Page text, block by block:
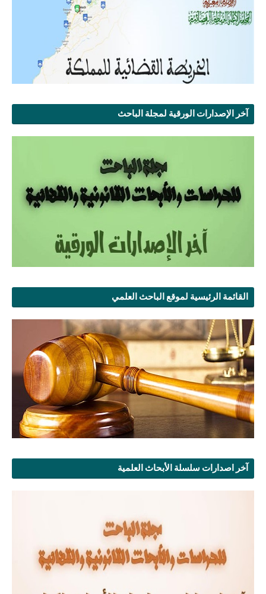
آخر الإصدارات الورقية لمجلة الباحث
القائمة الرئيسية لموقع الباحث العلمي
آخر اصدارات سلسلة الأبحاث العلمية